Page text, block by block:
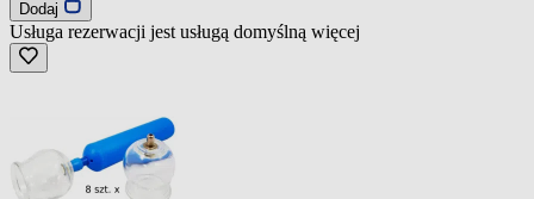
Dodaj
Usługa rezerwacji jest usługą domyślną więcej